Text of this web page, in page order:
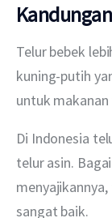
Telur bebek
kuning-putih
untuk
Di Indonesia
telur asin.
sangat baik.